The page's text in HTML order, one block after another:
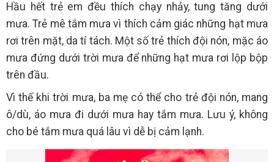
Hầu hết trẻ em đều thích chạy nhảy, tung tăng dưới
mưa. Trẻ mê tắm mưa vì thích cảm giác những hạt mưa
rơi trên mặt, da tí tách. Một số trẻ thích đội nón, mặc áo
mưa đứng dưới trời mưa để những hạt mưa rơi lộp bộp
trên đầu.
Vì thế khi trời mưa, ba mẹ có thể cho trẻ đội nón, mang
ô/dù, áo mưa đi dưới mưa hay tắm mưa. Lưu ý, không
cho bé tắm mưa quá lâu vì dễ bị cảm lạnh.